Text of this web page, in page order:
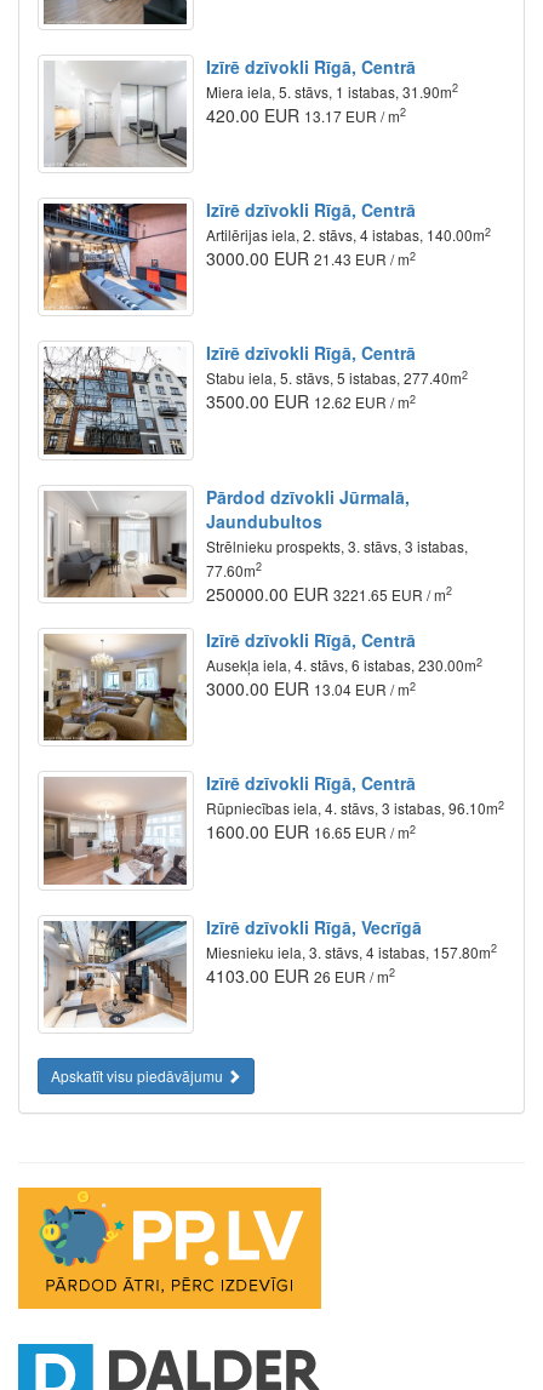
Izīrē dzīvokli Rīgā, Centrā
Miera iela, 5. stāvs, 1 istabas, 31.90m2
420.00 EUR 13.17 EUR / m2
Izīrē dzīvokli Rīgā, Centrā
Artilērijas iela, 2. stāvs, 4 istabas, 140.00m2
3000.00 EUR 21.43 EUR / m2
Izīrē dzīvokli Rīgā, Centrā
Stabu iela, 5. stāvs, 5 istabas, 277.40m2
3500.00 EUR 12.62 EUR / m2
Pārdod dzīvokli Jūrmalā,
Jaundubultos
Strēlnieku prospekts, 3. stāvs, 3 istabas,
77.60m2
250000.00 EUR 3221.65 EUR / m2
Izīrē dzīvokli Rīgā, Centrā
Ausekļa iela, 4. stāvs, 6 istabas, 230.00m2
3000.00 EUR 13.04 EUR / m2
Izīrē dzīvokli Rīgā, Centrā
Rūpniecības iela, 4. stāvs, 3 istabas, 96.10m2
1600.00 EUR 16.65 EUR / m2
Izīrē dzīvokli Rīgā, Vecrīgā
Miesnieku iela, 3. stāvs, 4 istabas, 157.80m2
4103.00 EUR 26 EUR / m2
Apskatīt visu piedāvājumu